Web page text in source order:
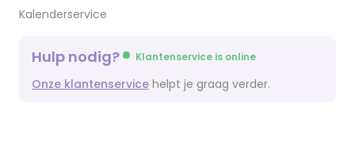
Kalenderservice
Hulp nodig? Klantenservice is online
Onze klantenservice helpt je graag verder.